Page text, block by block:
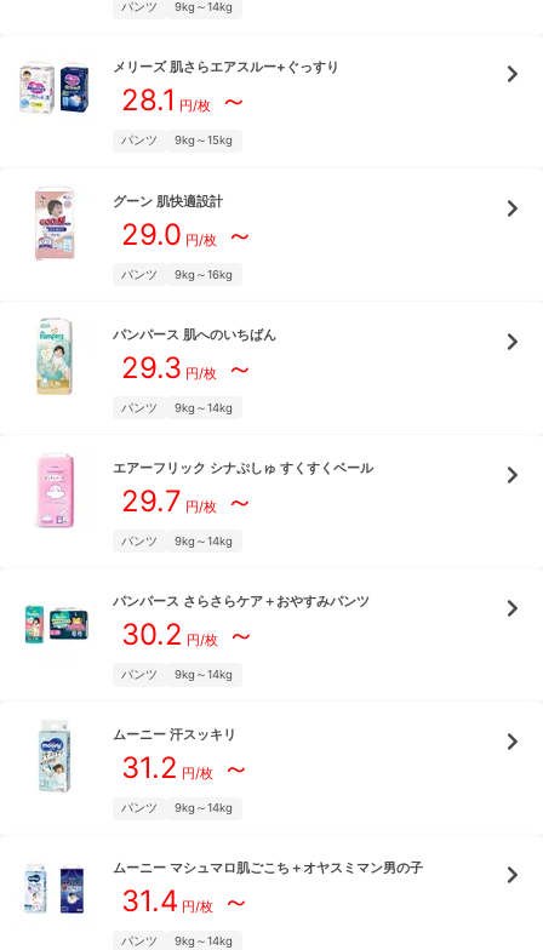
パンツ 9kg～14kg
メリーズ 肌さらエアスルー+ぐっすり
28.1 円/枚～
パンツ 9kg～15kg
グーン 肌快適設計
29.0 円/枚～
パンツ 9kg～16kg
パンパース 肌へのいちばん
29.3 円/枚～
パンツ 9kg～14kg
エアーフリック シナぷしゅ すくすくベール
29.7 円/枚～
パンツ 9kg～14kg
パンパース さらさらケア＋おやすみパンツ
30.2 円/枚～
パンツ 9kg～14kg
ムーニー 汗スッキリ
31.2 円/枚～
パンツ 9kg～14kg
ムーニー マシュマロ肌ごこち＋オヤスミマン男の子
31.4 円/枚～
パンツ 9kg～14kg